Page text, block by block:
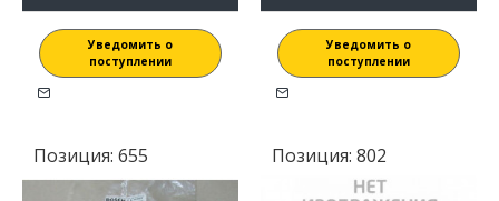
Уведомить о
поступлении
Уведомить о
поступлении
Позиция: 655 Позиция: 802